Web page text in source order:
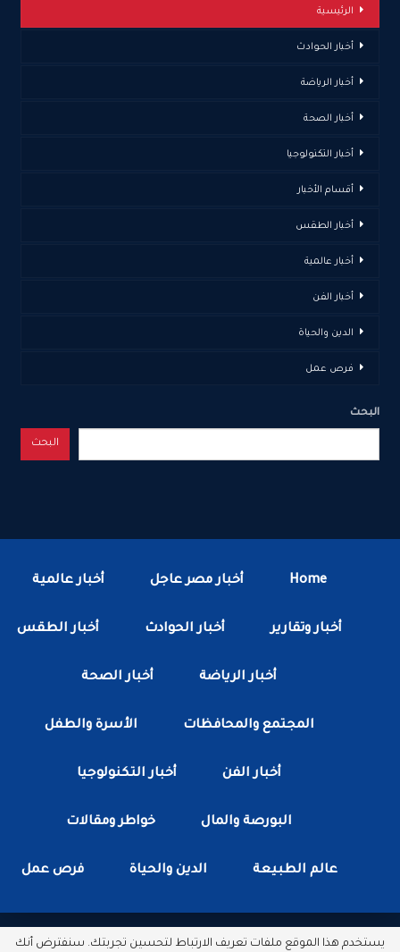
الرئيسية
أخبار الحوادث
أخبار الرياضة
أخبار الصحة
أخبار التكنولوجيا
أقسام الأخبار
أخبار الطقس
أخبار عالمية
أخبار الفن
الدين والحياة
فرص عمل
البحث
البحث
Home أخبار مصر عاجل أخبار عالمية
أخبار وتقارير أخبار الحوادث أخبار الطقس
أخبار الرياضة أخبار الصحة
المجتمع والمحافظات الأسرة والطفل
أخبار الفن أخبار التكنولوجيا
البورصة والمال خواطر ومقالات
عالم الطبيعة الدين والحياة فرص عمل
يستخدم هذا الموقع ملفات تعريف الارتباط لتحسين تجربتك. سنفترض أنك